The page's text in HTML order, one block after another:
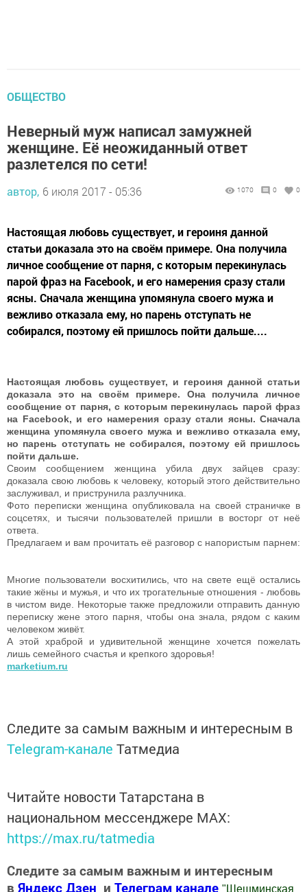
ОБЩЕСТВО
Неверный муж написал замужней
женщине. Её неожиданный ответ
разлетелся по сети!
автор, 6 июля 2017 - 05:36 1070 0 0
Настоящая любовь существует, и героиня данной
статьи доказала это на своём примере. Она получила
личное сообщение от парня, с которым перекинулась
парой фраз на Facebook, и его намерения сразу стали
ясны. Сначала женщина упомянула своего мужа и
вежливо отказала ему, но парень отступать не
собирался, поэтому ей пришлось пойти дальше....
Настоящая любовь существует, и героиня данной статьи
доказала это на своём примере. Она получила личное
сообщение от парня, с которым перекинулась парой фраз
на Facebook, и его намерения сразу стали ясны. Сначала
женщина упомянула своего мужа и вежливо отказала ему,
но парень отступать не собирался, поэтому ей пришлось
пойти дальше.
Своим сообщением женщина убила двух зайцев сразу:
доказала свою любовь к человеку, который этого действительно
заслуживал, и приструнила разлучника.
Фото переписки женщина опубликовала на своей страничке в
соцсетях, и тысячи пользователей пришли в восторг от неё
ответа.
Предлагаем и вам прочитать её разговор с напористым парнем:
Многие пользователи восхитились, что на свете ещё остались
такие жёны и мужья, и что их трогательные отношения - любовь
в чистом виде. Некоторые также предложили отправить данную
переписку жене этого парня, чтобы она знала, рядом с каким
человеком живёт.
А этой храброй и удивительной женщине хочется пожелать
лишь семейного счастья и крепкого здоровья!
marketium.ru
Следите за самым важным и интересным в
Telegram-канале Татмедиа
Читайте новости Татарстана в
национальном мессенджере MАХ:
https://max.ru/tatmedia
Следите за самым важным и интересным
в Яндекс Дзен и Телеграм канале " Шешминская